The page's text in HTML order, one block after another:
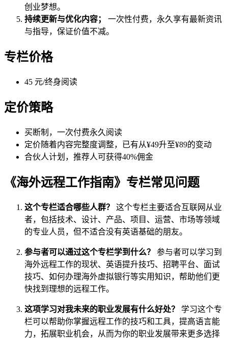
创业梦想。
持续更新与优化内容；
一次性付费，永久享有最新资讯
与指导，保证价值不减。
专栏价格
45 元/终身阅读
定价策略
买断制，一次付费永久阅读
定价随着内容完整度调整，已有从¥49升至¥89的变动
合伙人计划，推荐人可获得40%佣金
《海外远程工作指南》专栏常见问题
这个专栏适合哪些人群？
这个专栏主要适合互联网从业
者，包括技术、设计、产品、项目、运营、市场等领域
的专业人员，但不适合没有英语基础的朋友。
参与者可以通过这个专栏学到什么？
参与者可以学习到
海外远程工作的现状、英语提升技巧、招聘平台、面试
技巧、如何办理海外虚拟银行等实用知识，帮助他们更
快找到理想的远程工作。
这项学习对我未来的职业发展有什么好处？
学习这个专
栏可以帮助你掌握远程工作的技巧和工具，提高语言能
力，拓展职业机会，从而为你的职业发展带来更多选择